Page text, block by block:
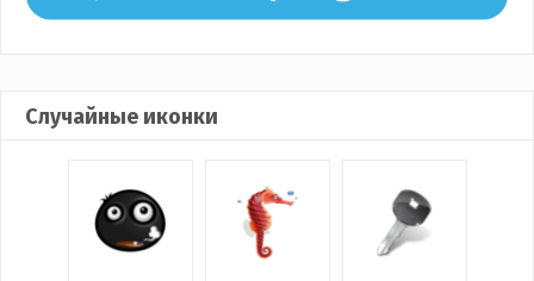
Случайные иконки